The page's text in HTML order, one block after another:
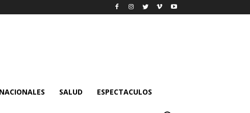
SALUD ESPECTACULOS